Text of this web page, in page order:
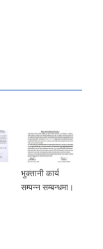
भुक्तानी कार्य
सम्पन्न सम्बन्धमा।